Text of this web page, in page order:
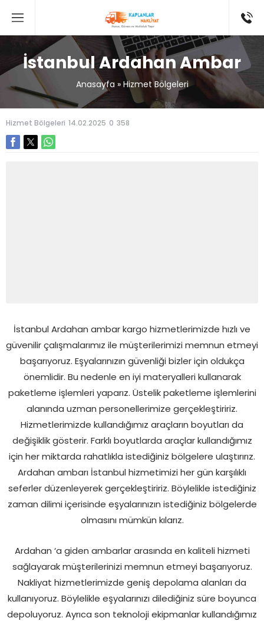
İstanbul Ardahan Ambar
Anasayfa » Hizmet Bölgeleri
Hizmet Bölgeleri 14.02.2025 0 358
İstanbul Ardahan ambar kargo hizmetlerimizde hızlı ve
güvenilir çalışmalarımız ile müşterilerimizi memnun etmeyi
başarıyoruz. Eşyalarınızın güvenliği bizler için oldukça
önemlidir. Bu nedenle en iyi materyalleri kullanarak
paketleme işlemleri yaparız. Üstelik paketleme işlemlerini
alanında uzman personellerimize gerçekleştiririz.
Hizmetlerimizde kullandığımız araçların boyutları da
değişiklik gösterir. Farklı boyutlarda araçlar kullandığımız
için her miktarda rahatlıkla istediğiniz bölgelere ulaştırırız.
Ardahan ambarı İstanbul hizmetimizi her gün karşılıklı
seferler düzenleyerek gerçekleştiririz. Böylelikle istediğiniz
zaman dilimi içerisinde eşyalarınızın istediğiniz bölgelerde
olmasını mümkün kılarız.
Ardahan ‘a giden ambarlar arasında en kaliteli hizmeti
sağlayarak müşterilerinizi memnun etmeyi başarıyoruz.
Nakliyat hizmetlerimizde geniş depolama alanları da
kullanıyoruz. Böylelikle eşyalarınızı dilediğiniz süre boyunca
depoluyoruz. Ayrıca son teknoloji ekipmanlar kullandığımız